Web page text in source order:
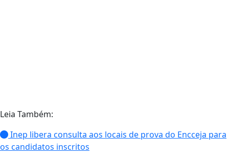
Leia Também:
Inep libera consulta aos locais de prova do Encceja para
os candidatos inscritos